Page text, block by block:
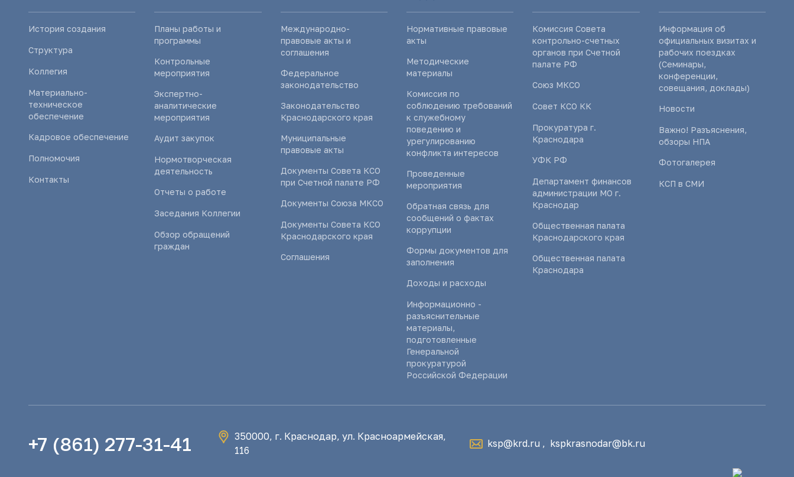
История создания
Структура
Коллегия
Материально-
техническое
обеспечение
Кадровое обеспечение
Полномочия
Контакты
Планы работы и
программы
Контрольные
мероприятия
Экспертно-
аналитические
мероприятия
Аудит закупок
Нормотворческая
деятельность
Отчеты о работе
Заседания Коллегии
Обзор обращений
граждан
Международно-
правовые акты и
соглашения
Федеральное
законодательство
Законодательство
Краснодарского края
Муниципальные
правовые акты
Документы Совета КСО
при Счетной палате РФ
Документы Союза МКСО
Документы Совета КСО
Краснодарского края
Соглашения
Нормативные правовые
акты
Методические
материалы
Комиссия по
соблюдению требований
к служебному
поведению и
урегулированию
конфликта интересов
Проведенные
мероприятия
Обратная связь для
сообщений о фактах
коррупции
Формы документов для
заполнения
Доходы и расходы
Информационно -
разъяснительные
материалы,
подготовленные
Генеральной
прокуратурой
Российской Федерации
Комиссия Совета
контрольно-счетных
органов при Счетной
палате РФ
Союз МКСО
Совет КСО КК
Прокуратура г.
Краснодара
УФК РФ
Департамент финансов
администрации МО г.
Краснодар
Общественная палата
Краснодарского края
Общественная палата
Краснодара
Информация об
официальных визитах и
рабочих поездках
(Семинары,
конференции,
совещания, доклады)
Новости
Важно! Разъяснения,
обзоры НПА
Фотогалерея
КСП в СМИ
+7 (861) 277-31-41
350000, г. Краснодар, ул. Красноармейская,
116
ksp@krd.ru , kspkrasnodar@bk.ru